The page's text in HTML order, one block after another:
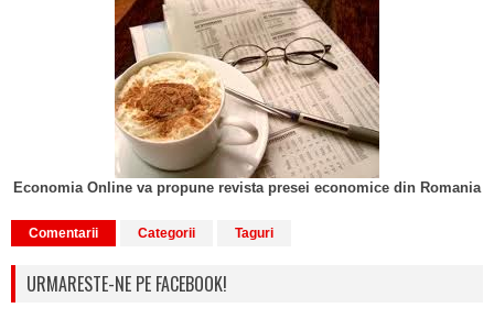
Economia Online va propune revista presei economice din Romania
Comentarii Categorii Taguri
URMARESTE-NE PE FACEBOOK!